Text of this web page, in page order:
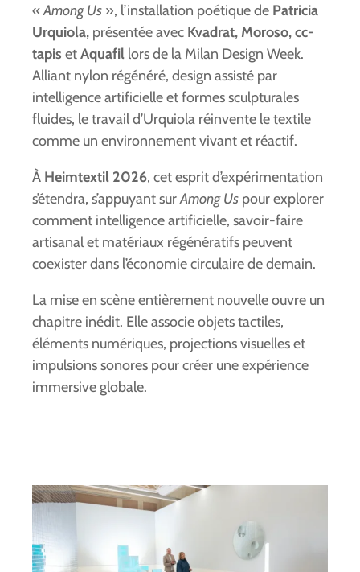
«Among Us », l’installation poétique de Patricia
Urquiola, présentée avec Kvadrat, Moroso, cc-
tapis etAquafil lors de la Milan Design Week.
Alliant nylon régénéré, design assisté par
intelligence artificielle et formes sculpturales
fluides, le travail d’Urquiola réinvente le textile
comme un environnement vivant et réactif.
À Heimtextil 2026, cet esprit d’expérimentation
s’étendra, s’appuyant surAmong Us pour explorer
comment intelligence artificielle, savoir-faire
artisanal et matériaux régénératifs peuvent
coexister dans l’économie circulaire de demain.
La mise en scène entièrement nouvelle ouvre un
chapitre inédit. Elle associe objets tactiles,
éléments numériques, projections visuelles et
impulsions sonores pour créer une expérience
immersive globale.